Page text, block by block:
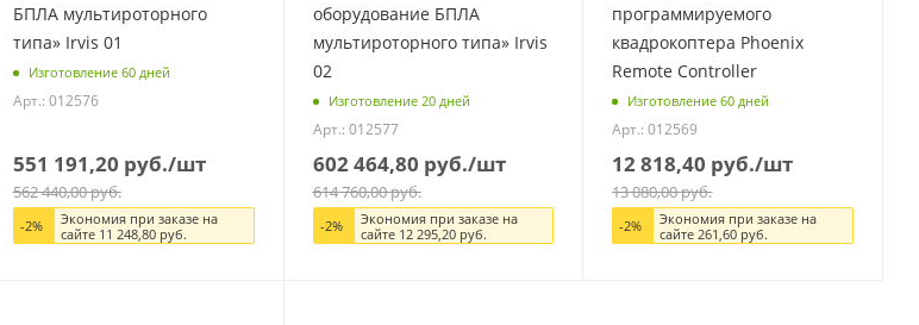
БПЛА мультироторного
типа» Irvis 01
Изготовление 60 дней
Арт.: 012576
551 191,20 руб./шт
562 440,00руб.
-2%
Экономия при заказе на
сайте 11 248,80руб.
оборудование БПЛА
мультироторного типа» Irvis
02
Изготовление 20 дней
Арт.: 012577
602 464,80 руб./шт
614 760,00руб.
-2%
Экономия при заказе на
сайте 12 295,20руб.
программируемого
квадрокоптера Phoenix
Remote Controller
Изготовление 60 дней
Арт.: 012569
12 818,40 руб./шт
13 080,00руб.
-2%
Экономия при заказе на
сайте 261,60 руб.